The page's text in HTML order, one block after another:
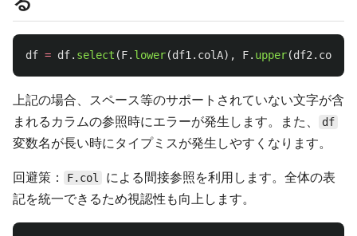
df = df. select (F. lower(df1 . colA), F. upper(df2 . colB
上記の場合、スペース等のサポートされていない文字が含
まれるカラムの参照時にエラーが発生します。また、
df
変数名が長い時にタイプミスが発生しやすくなります。
回避策： F.col
による間接参照を利用します。全体の表
記を統一できるため視認性も向上します。